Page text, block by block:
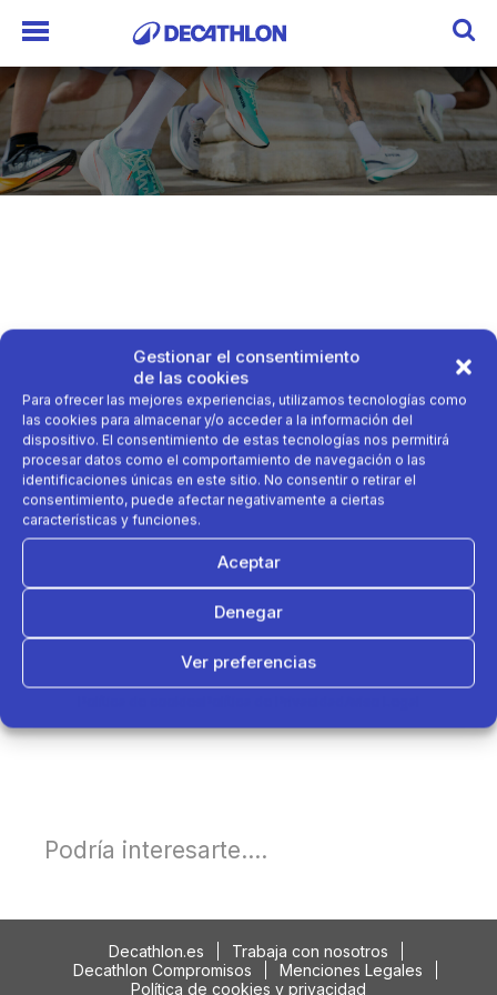
Gestionar el consentimiento
de las cookies
Para ofrecer las mejores experiencias, utilizamos tecnologías como
las cookies para almacenar y/o acceder a la información del
dispositivo. El consentimiento de estas tecnologías nos permitirá
procesar datos como el comportamiento de navegación o las
identificaciones únicas en este sitio. No consentir o retirar el
consentimiento, puede afectar negativamente a ciertas
características y funciones.
Aceptar
Denegar
Ver preferencias
Podría interesarte....
Decathlon.es
Trabaja con nosotros
Decathlon Compromisos
Menciones Legales
Política de cookies y privacidad